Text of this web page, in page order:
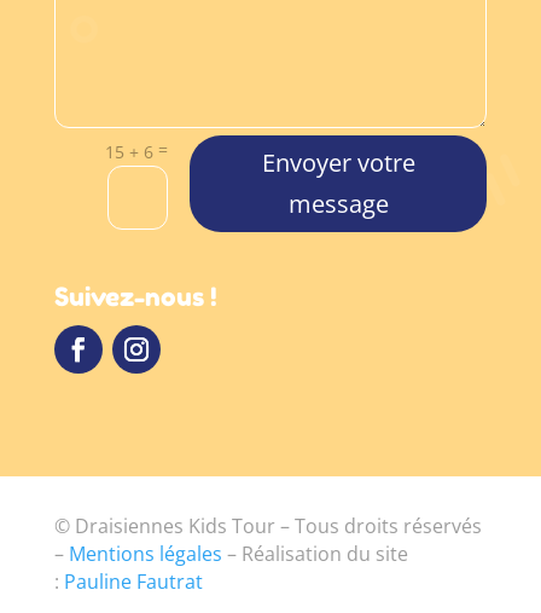
15 + 6 =
Envoyer votre
message
Suivez-nous !
© Draisiennes Kids Tour – Tous droits réservés
– Mentions légales – Réalisation du site
: Pauline Fautrat